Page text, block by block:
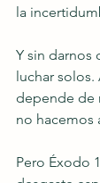
la
Y sin darnos
luchar
depende de
no hacemos
Pero Éxodo